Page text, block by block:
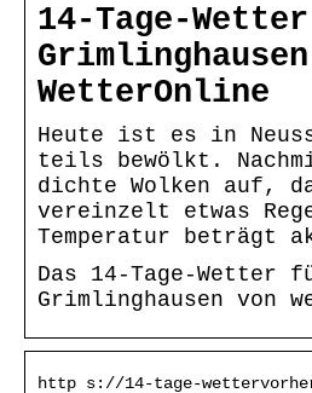
14-Tage-Wetter
WetterOnline
Heute ist es in
teils bewölkt.
dichte Wolken auf,
vereinzelt etwas
Temperatur beträgt
Das 14-Tage-Wetter
Grimlinghausen von
http s://14-tage-